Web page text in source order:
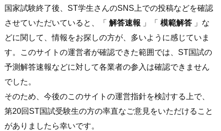
国家試験終了後、ST学生さんのSNS上での投稿などを確認
させていただいていると、「 解答速報 」「 模範解答 」な
どに関して、情報をお探しの方が、多いように感じていま
す。このサイトの運営者が確認できた範囲では、ST国試の
予測解答速報などに対して各業者の参入は確認できません
でした。
そのため、今後のこのサイトの運営指針を検討する上で、
第20回ST国試受験生の方の率直なご意見をいただけること
がありましたら幸いです。